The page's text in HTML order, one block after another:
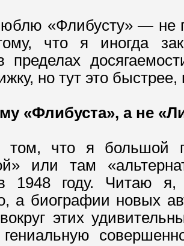
«Флибусту» — не
что я иногда
пределах
но тут это быстрее,
«Флибуста», а не
что я большой
или там
1948 году. Читаю я,
а биографии новых
этих
гениальную